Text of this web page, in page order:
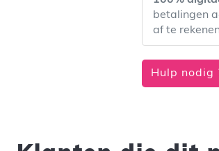
betalingen
af te
Hulp nodig